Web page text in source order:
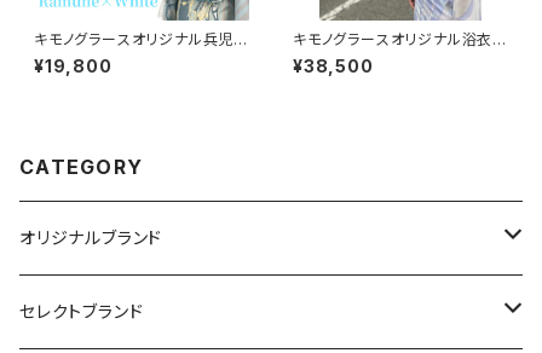
キモノグラースオリジナル兵児
帯 Luster（ラスター）ラムネ×
ホワイト ポリエステル100％
¥19,800
キモノグラースオリジナル浴衣
単衣着物 La richesse ライラ
ック ポリエステル（涼美人）
¥38,500
CATEGORY
オリジナルブランド
カジュアル着物
セレクトブランド